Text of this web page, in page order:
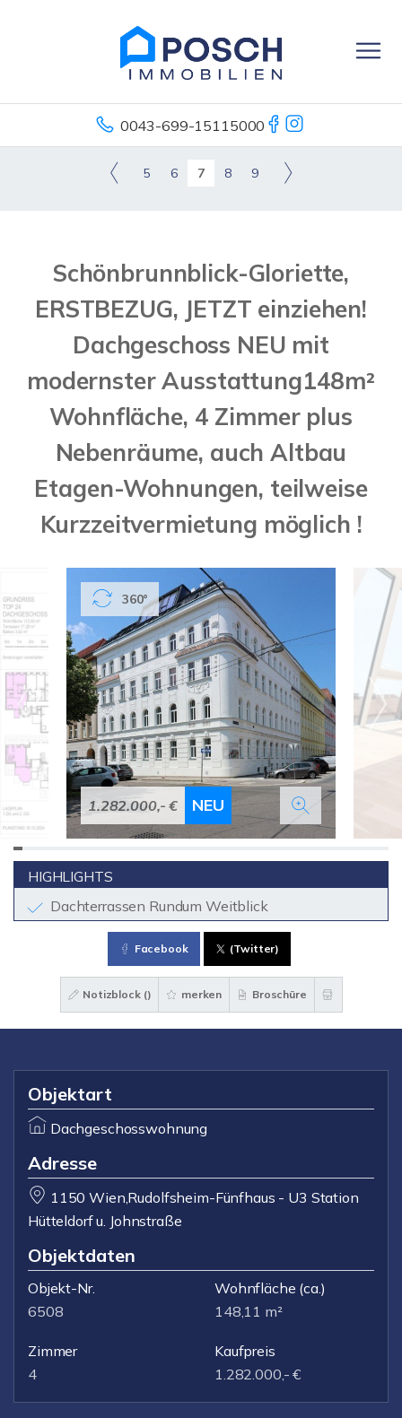
0043-699-15115000
5 6 7 8 9
Schönbrunnblick-Gloriette,
ERSTBEZUG, JETZT einziehen!
Dachgeschoss NEU mit
modernster Ausstattung148m²
Wohnfläche, 4 Zimmer plus
Nebenräume, auch Altbau
Etagen-Wohnungen, teilweise
Kurzzeitvermietung möglich !
1.282.000,- € NEU
360°
HIGHLIGHTS
Dachterrassen Rundum Weitblick
Facebook (Twitter)
Notizblock () merken Broschüre
Objektart
Dachgeschosswohnung
Adresse
1150 Wien,Rudolfsheim-Fünfhaus - U3 Station
Hütteldorf u. Johnstraße
Objektdaten
Objekt-Nr.
6508
Wohnfläche (ca.)
148,11 m²
Zimmer
4
Kaufpreis
1.282.000,- €